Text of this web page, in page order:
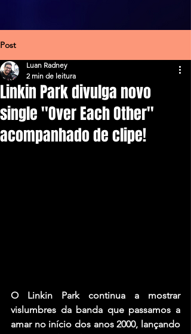
Post
Linkin Park divulga novo
single ''Over Each Other''
acompanhado de clipe!
Luan Radney
2 min de leitura
O Linkin Park continua a mostrar
vislumbres da banda que passamos a
amar no início dos anos 2000, lançando